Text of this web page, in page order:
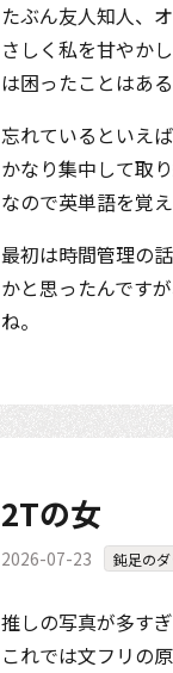
たぶん友人知人、
さしく私を甘やか
は困ったことはあ
忘れているといえ
かなり集中して取
なので英単語を覚
最初は時間管理の
かと思ったんです
ね。
2Tの女
2026-07-23 鈍足のダ
推しの写真が多す
これでは文フリの